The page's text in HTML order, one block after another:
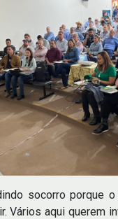
socorro porque
Vários aqui querem